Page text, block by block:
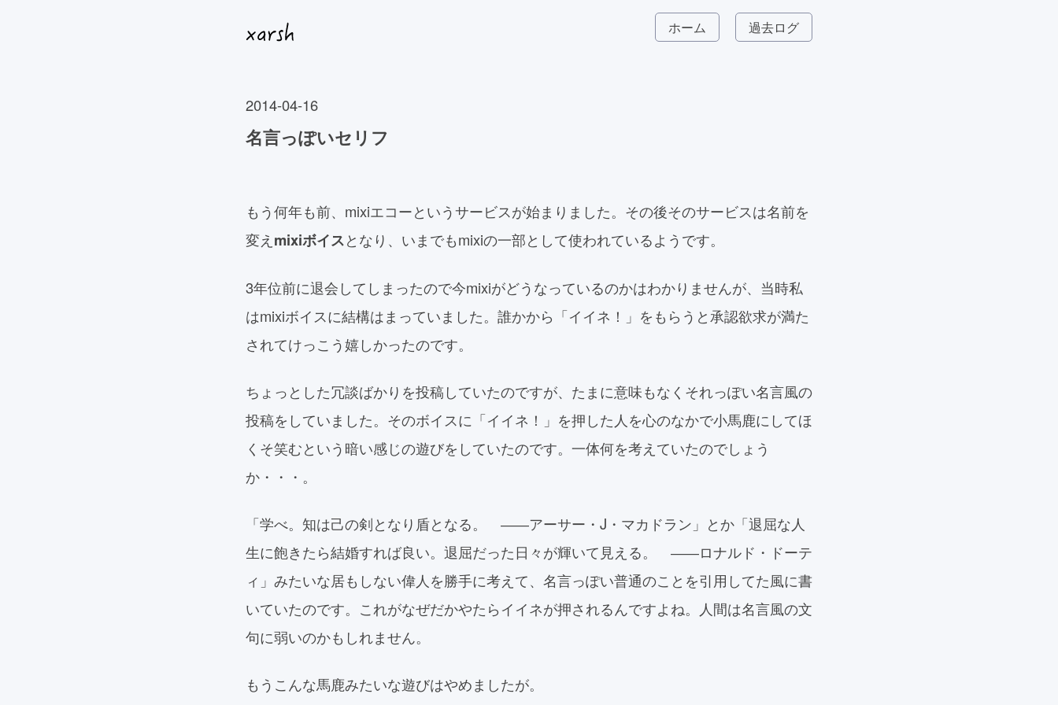
ホーム 過去ログ
2014-04-16
名言っぽいセリフ
もう何年も前、mixiエコーというサービスが始まりました。その後そのサービスは名前を
変え mixiボイスとなり、いまでもmixiの一部として使われているようです。
3年位前に退会してしまったので今mixiがどうなっているのかはわかりませんが、当時私
はmixiボイスに結構はまっていました。誰かから「イイネ！」をもらうと承認欲求が満た
されてけっこう嬉しかったのです。
ちょっとした冗談ばかりを投稿していたのですが、たまに意味もなくそれっぽい名言風の
投稿をしていました。そのボイスに「イイネ！」を押した人を心のなかで小馬鹿にしてほ
くそ笑むという暗い感じの遊びをしていたのです。一体何を考えていたのでしょう
か・・・。
「学べ。知は己の剣となり盾となる。 ――アーサー・J・マカドラン」とか「退屈な人
生に飽きたら結婚すれば良い。退屈だった日々が輝いて見える。 ――ロナルド・ドーテ
ィ」みたいな居もしない偉人を勝手に考えて、名言っぽい普通のことを引用してた風に書
いていたのです。これがなぜだかやたらイイネが押されるんですよね。人間は名言風の文
句に弱いのかもしれません。
もうこんな馬鹿みたいな遊びはやめましたが。